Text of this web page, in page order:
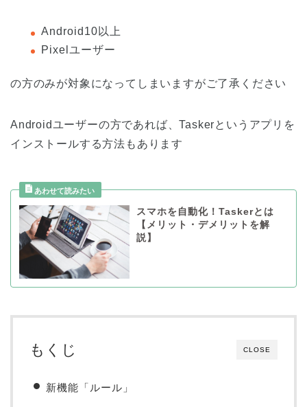
Android10以上
Pixelユーザー
の方のみが対象になってしまいますがご了承ください
Androidユーザーの方であれば、Taskerというアプリを
インストールする方法もあります
スマホを自動化！Taskerとは
【メリット・デメリットを解
説】
CLOSE
もくじ
新機能「ルール」